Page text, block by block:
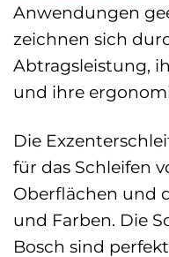
Anwendungen
zeichnen sich
Abtragsleistung,
und ihre
Die
für das Schleifen
Oberflächen und
und Farben. Die
Bosch sind